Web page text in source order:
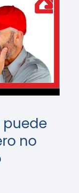
puede
no